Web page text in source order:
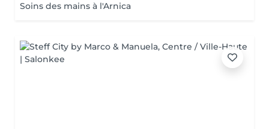
Soins des mains à l'Arnica